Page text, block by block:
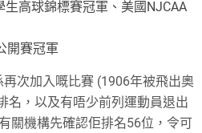
高球錦標賽冠軍、美國NJCAA
開賽冠軍
次加入嘅比賽 (1906年被飛出奧
名，以及有唔少前列運動員退出
關機構先確認佢排名56位，令可